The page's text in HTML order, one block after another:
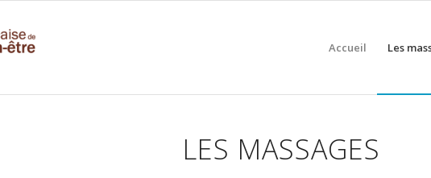
Accueil Les
LES MASSAGES